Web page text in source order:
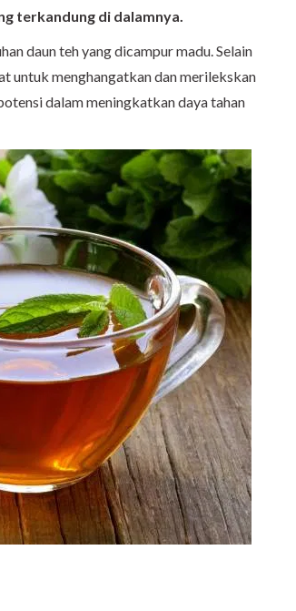
terkandung di dalamnya.
daun teh yang dicampur madu. Selain
untuk menghangatkan dan merilekskan
dalam meningkatkan daya tahan